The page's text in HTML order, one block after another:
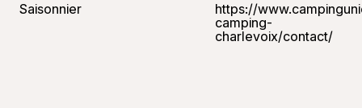
Saisonnier
https://
camping-
charlevoix/contact/